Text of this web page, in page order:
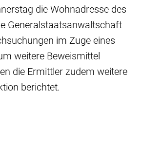
die Wohnadresse des
Generalstaatsanwaltschaft
im Zuge eines
weitere Beweismittel
die Ermittler zudem weitere
berichtet.